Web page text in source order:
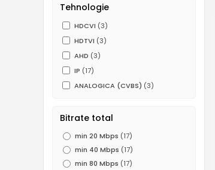
Tehnologie
HDCVI (3)
HDTVI (3)
AHD (3)
IP (17)
ANALOGICA (CVBS) (3)
Bitrate total
min 20 Mbps (17)
min 40 Mbps (17)
min 80 Mbps (17)